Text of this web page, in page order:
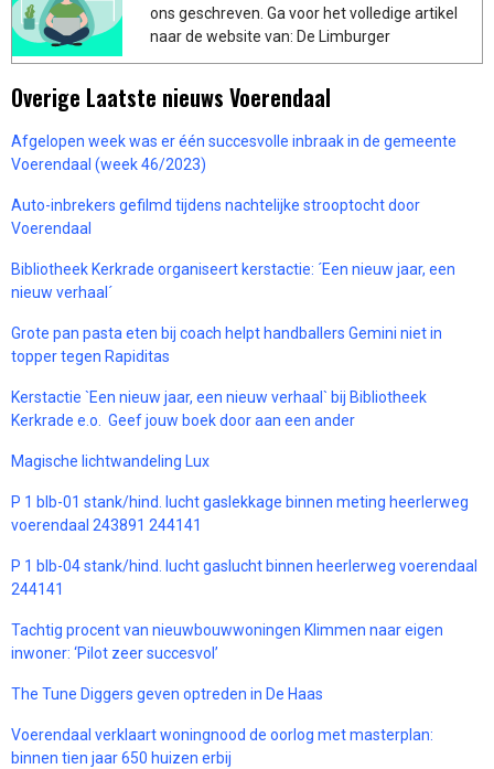
ons geschreven. Ga voor het volledige artikel
naar de website van: De Limburger
Overige Laatste nieuws Voerendaal
Afgelopen week was er één succesvolle inbraak in de gemeente
Voerendaal (week 46/2023)
Auto-inbrekers gefilmd tijdens nachtelijke strooptocht door
Voerendaal
Bibliotheek Kerkrade organiseert kerstactie: ´Een nieuw jaar, een
nieuw verhaal´
Grote pan pasta eten bij coach helpt handballers Gemini niet in
topper tegen Rapiditas
Kerstactie `Een nieuw jaar, een nieuw verhaal` bij Bibliotheek
Kerkrade e.o. Geef jouw boek door aan een ander
Magische lichtwandeling Lux
P 1 blb-01 stank/hind. lucht gaslekkage binnen meting heerlerweg
voerendaal 243891 244141
P 1 blb-04 stank/hind. lucht gaslucht binnen heerlerweg voerendaal
244141
Tachtig procent van nieuwbouwwoningen Klimmen naar eigen
inwoner: ‘Pilot zeer succesvol’
The Tune Diggers geven optreden in De Haas
Voerendaal verklaart woningnood de oorlog met masterplan:
binnen tien jaar 650 huizen erbij